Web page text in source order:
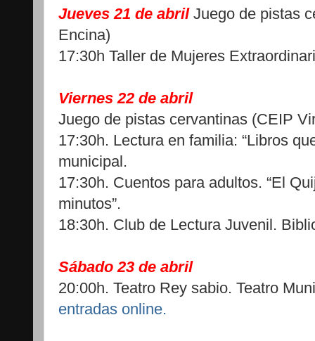
Jueves 21 de abrilJuego de pistas
Encina)
17:30h Taller de Mujeres
Viernes 22 de abril
Juego de pistas cervantinas (CEIP
17:30h. Lectura en familia: “Libros
municipal.
17:30h. Cuentos para adultos. “El
minutos”.
18:30h. Club de Lectura Juvenil.
Sábado 23 de abril
20:00h. Teatro Rey sabio. Teatro
entradas online.